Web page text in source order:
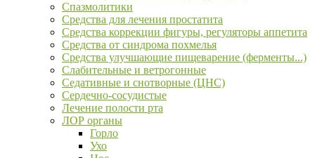
Спазмолитики
Средства для лечения простатита
Средства коррекции фигуры, регуляторы аппетита
Средства от синдрома похмелья
Средства улучшающие пищеварение (ферменты...)
Слабительные и ветрогонные
Седативные и снотворные (ЦНС)
Сердечно-сосудистые
Лечение полости рта
ЛОР органы
Горло
Ухо